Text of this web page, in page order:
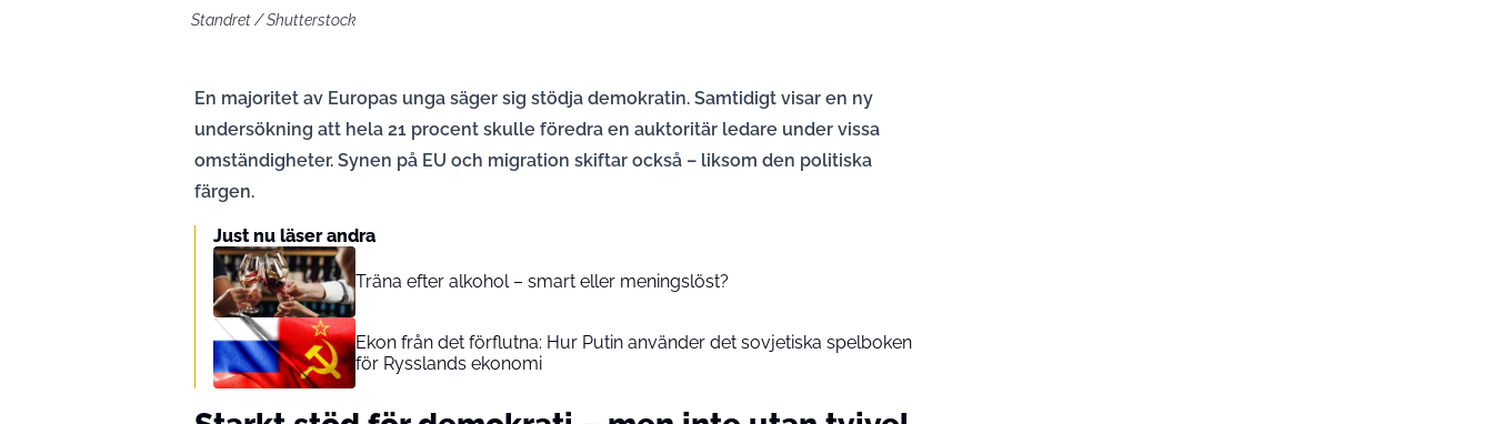
Standret / Shutterstock
En majoritet av Europas unga säger sig stödja demokratin. Samtidigt visar en ny
undersökning att hela 21 procent skulle föredra en auktoritär ledare under vissa
omständigheter. Synen på EU och migration skiftar också – liksom den politiska
färgen.
Just nu läser andra
Träna efter alkohol – smart eller meningslöst?
Ekon från det förflutna: Hur Putin använder det sovjetiska spelboken
för Rysslands ekonomi